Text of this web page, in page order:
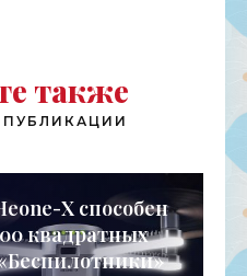
также
X способен
квадратных